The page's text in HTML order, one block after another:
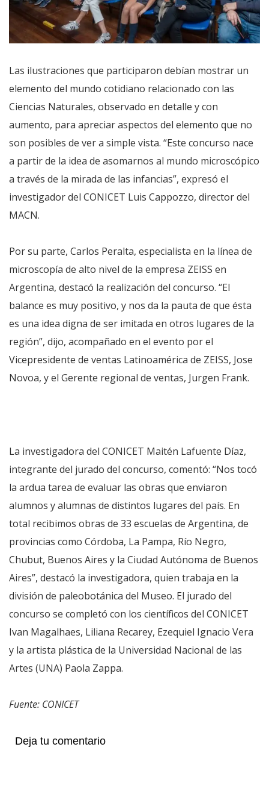
Las ilustraciones que participaron debían mostrar un
elemento del mundo cotidiano relacionado con las
Ciencias Naturales, observado en detalle y con
aumento, para apreciar aspectos del elemento que no
son posibles de ver a simple vista. “Este concurso nace
a partir de la idea de asomarnos al mundo microscópico
a través de la mirada de las infancias”, expresó el
investigador del CONICET Luis Cappozzo, director del
MACN.
Por su parte, Carlos Peralta, especialista en la línea de
microscopía de alto nivel de la empresa ZEISS en
Argentina, destacó la realización del concurso. “El
balance es muy positivo, y nos da la pauta de que ésta
es una idea digna de ser imitada en otros lugares de la
región”, dijo, acompañado en el evento por el
Vicepresidente de ventas Latinoamérica de ZEISS, Jose
Novoa, y el Gerente regional de ventas, Jurgen Frank.
La investigadora del CONICET Maitén Lafuente Díaz,
integrante del jurado del concurso, comentó: “Nos tocó
la ardua tarea de evaluar las obras que enviaron
alumnos y alumnas de distintos lugares del país. En
total recibimos obras de 33 escuelas de Argentina, de
provincias como Córdoba, La Pampa, Río Negro,
Chubut, Buenos Aires y la Ciudad Autónoma de Buenos
Aires”, destacó la investigadora, quien trabaja en la
división de paleobotánica del Museo. El jurado del
concurso se completó con los científicos del CONICET
Ivan Magalhaes, Liliana Recarey, Ezequiel Ignacio Vera
y la artista plástica de la Universidad Nacional de las
Artes (UNA) Paola Zappa.
Fuente: CONICET
Deja tu comentario